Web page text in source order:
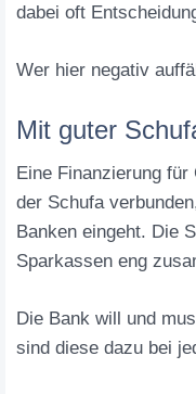
dabei oft
Wer hier negativ
Mit guter
Eine Finanzierung
der Schufa
Banken eingeht. Die
Sparkassen eng
Die Bank will und
sind diese dazu bei